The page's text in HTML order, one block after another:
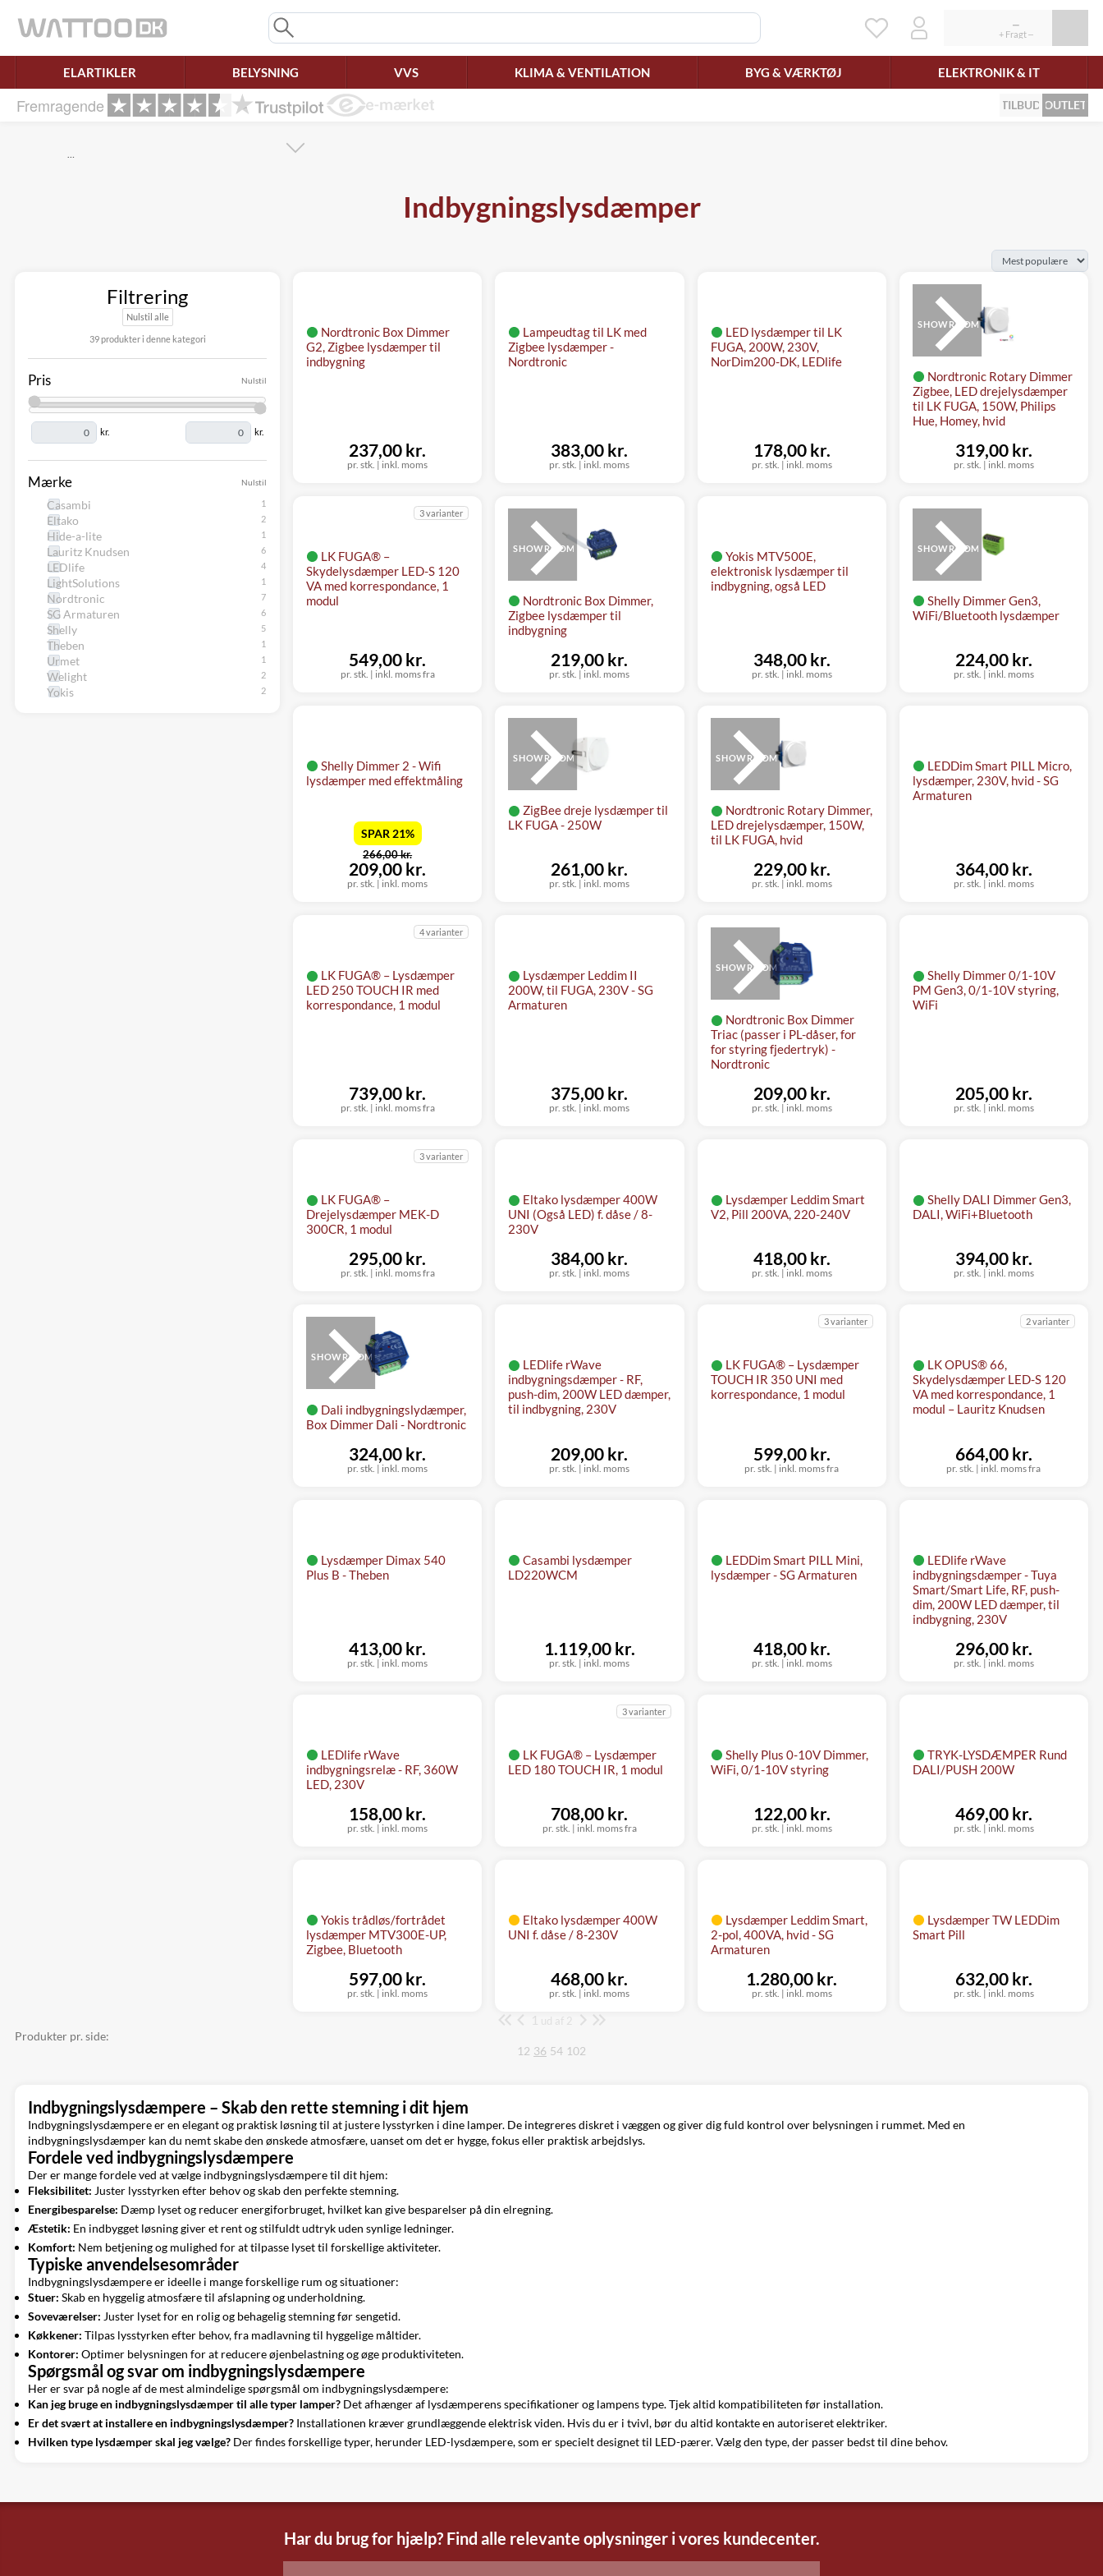
ELARTIKLER BELYSNING VVS KLIMA & VENTILATION BYG & VÆRKTØJ ELEKTRONIK & IT
Fremragende TILBUD OUTLET
…
Indbygningslysdæmper
Filtrering
Nulstil alle
39 produkter i denne kategori
Nulstil
Pris
kr. kr.
Nulstil
Mærke
Casambi
Eltako
Hide-a-lite
Lauritz Knudsen
LEDlife
LightSolutions
Nordtronic
SG Armaturen
Shelly
Theben
Urmet
Welight
Yokis
Nordtronic Box Dimmer
G2, Zigbee lysdæmper til
indbygning
pr. stk. | inkl. moms
237,00 kr.
Lampeudtag til LK med
Zigbee lysdæmper -
Nordtronic
pr. stk. | inkl. moms
383,00 kr.
LED lysdæmper til LK
FUGA, 200W, 230V,
NorDim200-DK, LEDlife
pr. stk. | inkl. moms
178,00 kr.
Nordtronic Rotary Dimmer
Zigbee, LED drejelysdæmper
til LK FUGA, 150W, Philips
Hue, Homey, hvid
SHOWROOM
pr. stk. | inkl. moms
319,00 kr.
LK FUGA® –
Skydelysdæmper LED-S 120
VA med korrespondance, 1
modul
3 varianter
pr. stk. | inkl. moms fra
549,00 kr.
Nordtronic Box Dimmer,
Zigbee lysdæmper til
indbygning
SHOWROOM
pr. stk. | inkl. moms
219,00 kr.
Yokis MTV500E,
elektronisk lysdæmper til
indbygning, også LED
pr. stk. | inkl. moms
348,00 kr.
Shelly Dimmer Gen3,
WiFi/Bluetooth lysdæmper
SHOWROOM
pr. stk. | inkl. moms
224,00 kr.
Shelly Dimmer 2 - Wifi
lysdæmper med effektmåling
pr. stk. | inkl. moms
før
266,00 kr.
nu
209,00 kr.
SPAR 21%
ZigBee dreje lysdæmper til
LK FUGA - 250W
SHOWROOM
pr. stk. | inkl. moms
261,00 kr.
Nordtronic Rotary Dimmer,
LED drejelysdæmper, 150W,
til LK FUGA, hvid
SHOWROOM
pr. stk. | inkl. moms
229,00 kr.
LEDDim Smart PILL Micro,
lysdæmper, 230V, hvid - SG
Armaturen
pr. stk. | inkl. moms
364,00 kr.
LK FUGA® – Lysdæmper
LED 250 TOUCH IR med
korrespondance, 1 modul
4 varianter
pr. stk. | inkl. moms fra
739,00 kr.
Lysdæmper Leddim II
200W, til FUGA, 230V - SG
Armaturen
pr. stk. | inkl. moms
375,00 kr.
Nordtronic Box Dimmer
Triac (passer i PL-dåser, for
for styring fjedertryk) -
Nordtronic
SHOWROOM
pr. stk. | inkl. moms
209,00 kr.
Shelly Dimmer 0/1-10V
PM Gen3, 0/1-10V styring,
WiFi
pr. stk. | inkl. moms
205,00 kr.
LK FUGA® –
Drejelysdæmper MEK-D
300CR, 1 modul
3 varianter
pr. stk. | inkl. moms fra
295,00 kr.
Eltako lysdæmper 400W
UNI (Også LED) f. dåse / 8-
230V
pr. stk. | inkl. moms
384,00 kr.
Lysdæmper Leddim Smart
V2, Pill 200VA, 220-240V
pr. stk. | inkl. moms
418,00 kr.
Shelly DALI Dimmer Gen3,
DALI, WiFi+Bluetooth
pr. stk. | inkl. moms
394,00 kr.
Dali indbygningslydæmper,
Box Dimmer Dali - Nordtronic
SHOWROOM
pr. stk. | inkl. moms
324,00 kr.
LEDlife rWave
indbygningsdæmper - RF,
push-dim, 200W LED dæmper,
til indbygning, 230V
pr. stk. | inkl. moms
209,00 kr.
LK FUGA® – Lysdæmper
TOUCH IR 350 UNI med
korrespondance, 1 modul
3 varianter
pr. stk. | inkl. moms fra
599,00 kr.
LK OPUS® 66,
Skydelysdæmper LED-S 120
VA med korrespondance, 1
modul – Lauritz Knudsen
2 varianter
pr. stk. | inkl. moms fra
664,00 kr.
Lysdæmper Dimax 540
Plus B - Theben
pr. stk. | inkl. moms
413,00 kr.
Casambi lysdæmper
LD220WCM
pr. stk. | inkl. moms
1.119,00 kr.
LEDDim Smart PILL Mini,
lysdæmper - SG Armaturen
pr. stk. | inkl. moms
418,00 kr.
LEDlife rWave
indbygningsdæmper - Tuya
Smart/Smart Life, RF, push-
dim, 200W LED dæmper, til
indbygning, 230V
pr. stk. | inkl. moms
296,00 kr.
LEDlife rWave
indbygningsrelæ - RF, 360W
LED, 230V
pr. stk. | inkl. moms
158,00 kr.
LK FUGA® – Lysdæmper
LED 180 TOUCH IR, 1 modul
3 varianter
pr. stk. | inkl. moms fra
708,00 kr.
Shelly Plus 0-10V Dimmer,
WiFi, 0/1-10V styring
pr. stk. | inkl. moms
122,00 kr.
TRYK-LYSDÆMPER Rund
DALI/PUSH 200W
pr. stk. | inkl. moms
469,00 kr.
Yokis trådløs/fortrådet
lysdæmper MTV300E-UP,
Zigbee, Bluetooth
pr. stk. | inkl. moms
597,00 kr.
Eltako lysdæmper 400W
UNI f. dåse / 8-230V
pr. stk. | inkl. moms
468,00 kr.
Lysdæmper Leddim Smart,
2-pol, 400VA, hvid - SG
Armaturen
pr. stk. | inkl. moms
1.280,00 kr.
Lysdæmper TW LEDDim
Smart Pill
pr. stk. | inkl. moms
632,00 kr.
Side
ud af 2
Produkter pr. side:
12 36 54 102
Indbygningslysdæmpere – Skab den rette stemning i dit hjem
Indbygningslysdæmpere er en elegant og praktisk løsning til at justere lysstyrken i dine lamper. De integreres diskret i væggen og giver dig fuld kontrol over belysningen i rummet. Med en
indbygningslysdæmper kan du nemt skabe den ønskede atmosfære, uanset om det er hygge, fokus eller praktisk arbejdslys.
Fordele ved indbygningslysdæmpere
Der er mange fordele ved at vælge indbygningslysdæmpere til dit hjem:
Fleksibilitet: Juster lysstyrken efter behov og skab den perfekte stemning.
Energibesparelse: Dæmp lyset og reducer energiforbruget, hvilket kan give besparelser på din elregning.
Æstetik: En indbygget løsning giver et rent og stilfuldt udtryk uden synlige ledninger.
Komfort: Nem betjening og mulighed for at tilpasse lyset til forskellige aktiviteter.
Typiske anvendelsesområder
Indbygningslysdæmpere er ideelle i mange forskellige rum og situationer:
Stuer: Skab en hyggelig atmosfære til afslapning og underholdning.
Soveværelser: Juster lyset for en rolig og behagelig stemning før sengetid.
Køkkener: Tilpas lysstyrken efter behov, fra madlavning til hyggelige måltider.
Kontorer: Optimer belysningen for at reducere øjenbelastning og øge produktiviteten.
Spørgsmål og svar om indbygningslysdæmpere
Her er svar på nogle af de mest almindelige spørgsmål om indbygningslysdæmpere:
Kan jeg bruge en indbygningslysdæmper til alle typer lamper? Det afhænger af lysdæmperens specifikationer og lampens type. Tjek altid kompatibiliteten før installation.
Er det svært at installere en indbygningslysdæmper? Installationen kræver grundlæggende elektrisk viden. Hvis du er i tvivl, bør du altid kontakte en autoriseret elektriker.
Hvilken type lysdæmper skal jeg vælge? Der findes forskellige typer, herunder LED-lysdæmpere, som er specielt designet til LED-pærer. Vælg den type, der passer bedst til dine behov.
Har du brug for hjælp? Find alle relevante oplysninger i vores kundecenter.
Ret samtykke!